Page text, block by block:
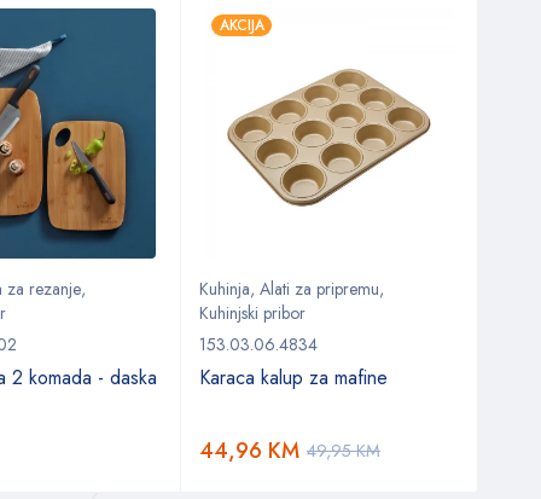
za rezanje,
2 komada - daska
AKCIJA
Kuhinja, Alati za pripremu,
Kuhinjski pribor
153.03.06.4834
Karaca kalup za mafine
49,95KM
44,96 KM